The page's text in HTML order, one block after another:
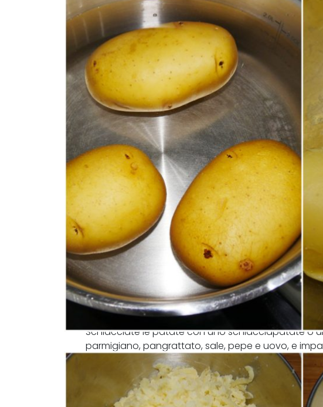
Schiacciate le patate con uno schiacciapatate o
parmigiano, pangrattato, sale, pepe e uovo, e
compatto ma morbido.